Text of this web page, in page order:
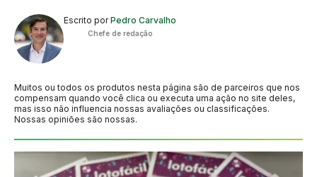
Escrito porPedro Carvalho
Chefe de redação
Muitos ou todos os produtos nesta página são de parceiros que nos
compensam quando você clica ou executa uma ação no site deles,
mas isso não influencia nossas avaliações ou classificações.
Nossas opiniões são nossas.